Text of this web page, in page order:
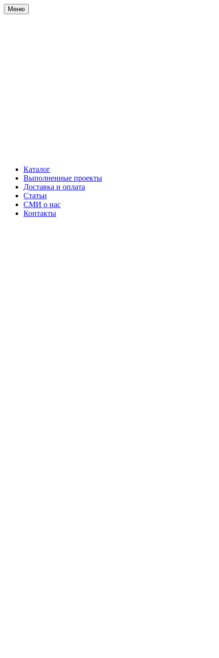
Меню
Каталог
Выполненные проекты
Доставка и оплата
Статьи
СМИ о нас
Контакты